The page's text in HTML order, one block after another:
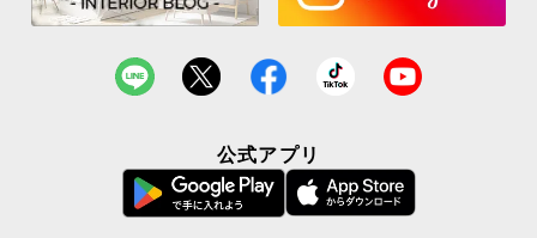
公式アプリ